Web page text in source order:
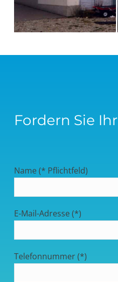
Fordern Sie Ihr
Name (* Pflichtfeld)
E-Mail-Adresse (*)
Telefonnummer (*)